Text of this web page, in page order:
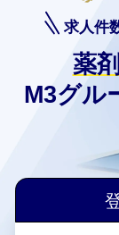
求人件
薬
M3グル